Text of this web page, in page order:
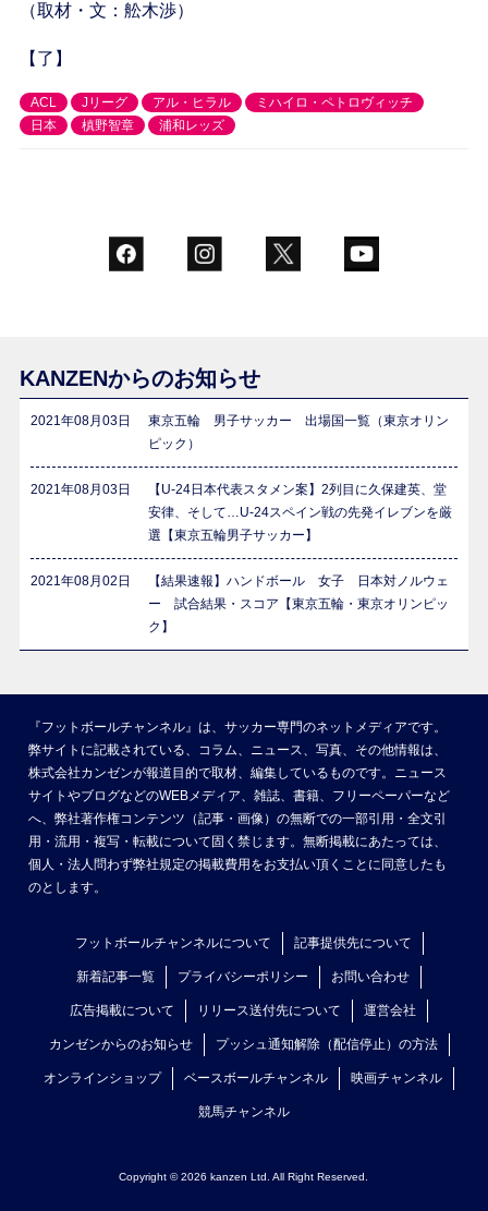
（取材・文：舩木渉）
【了】
ACL Jリーグ アル・ヒラル
ミハイロ・ペトロヴィッチ
日本
槙野智章 浦和レッズ
KANZENからのお知らせ
2021年08月03日
東京五輪 男子サッカー 出場国一覧（東京オリン
ピック）
2021年08月03日
【U-24日本代表スタメン案】2列目に久保建英、堂
安律、そして…U-24スペイン戦の先発イレブンを厳
選【東京五輪男子サッカー】
2021年08月02日
【結果速報】ハンドボール 女子 日本対ノルウェ
ー 試合結果・スコア【東京五輪・東京オリンピッ
ク】
『フットボールチャンネル』は、サッカー専門のネットメディアです。
弊サイトに記載されている、コラム、ニュース、写真、その他情報は、
株式会社カンゼンが報道目的で取材、編集しているものです。ニュース
サイトやブログなどのWEBメディア、雑誌、書籍、フリーペーパーなど
へ、弊社著作権コンテンツ（記事・画像）の無断での一部引用・全文引
用・流用・複写・転載について固く禁じます。無断掲載にあたっては、
個人・法人問わず弊社規定の掲載費用をお支払い頂くことに同意したも
のとします。
フットボールチャンネルについて 記事提供先について
新着記事一覧 プライバシーポリシー お問い合わせ
広告掲載について リリース送付先について 運営会社
カンゼンからのお知らせ プッシュ通知解除（配信停止）の方法
オンラインショップ ベースボールチャンネル 映画チャンネル
競馬チャンネル
Copyright © 2026 kanzen Ltd. All Right Reserved.